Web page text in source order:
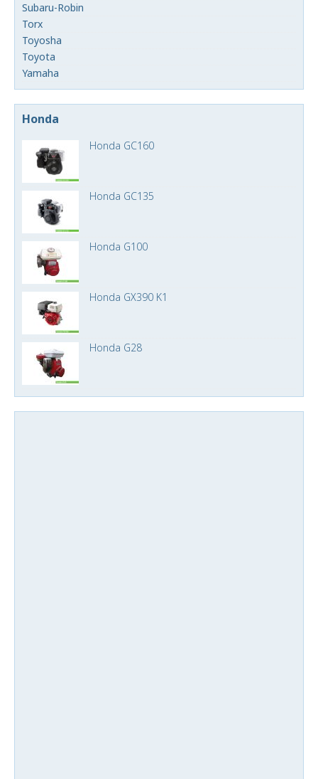
Subaru-Robin
Torx
Toyosha
Toyota
Yamaha
Honda
Honda GC160
Honda GC135
Honda G100
Honda GX390 K1
Honda G28